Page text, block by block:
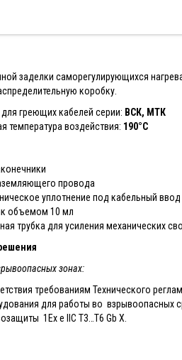
заделки саморегулирующихся
коробку.
греющих кабелей серии: ВСК, МТК
температура воздействия: 190°С
провода
уплотнение под кабельный
объемом 10 мл
трубка для усиления механических
зонах:
требованиям Технического
для работы во взрывоопасных
1Ex е IIC Т3…T6 Gb X.